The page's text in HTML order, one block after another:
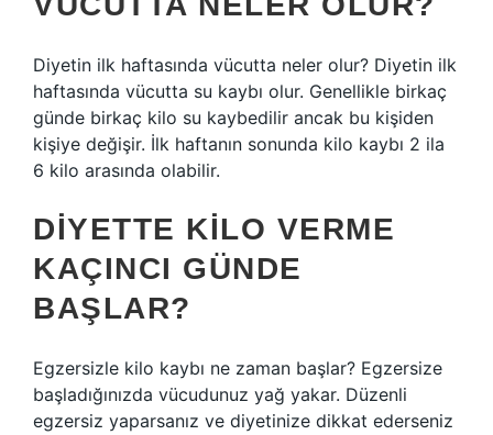
Diyetin ilk haftasında vücutta neler olur? Diyetin ilk
haftasında vücutta su kaybı olur. Genellikle birkaç
günde birkaç kilo su kaybedilir ancak bu kişiden
kişiye değişir. İlk haftanın sonunda kilo kaybı 2 ila
6 kilo arasında olabilir.
DIYETTE KILO VERME
KAÇINCI GÜNDE
BAŞLAR?
Egzersizle kilo kaybı ne zaman başlar? Egzersize
başladığınızda vücudunuz yağ yakar. Düzenli
egzersiz yaparsanız ve diyetinize dikkat ederseniz